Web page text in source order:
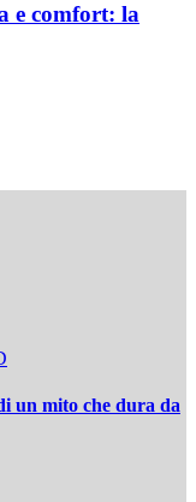
e comfort: la
un mito che dura da